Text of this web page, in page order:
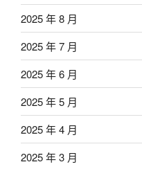
2025 年 8 月
2025 年 7 月
2025 年 6 月
2025 年 5 月
2025 年 4 月
2025 年 3 月